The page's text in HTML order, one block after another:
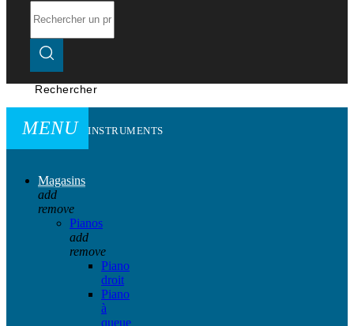
Rechercher
MENU INSTRUMENTS
Magasins
add
remove
Pianos
add
remove
Piano
droit
Piano
à
queue